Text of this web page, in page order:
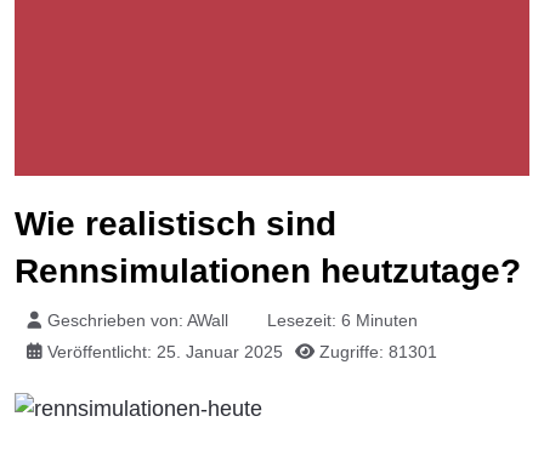
Wie realistisch sind
Rennsimulationen heutzutage?
Geschrieben von: AWall
Lesezeit: 6 Minuten
Veröffentlicht: 25. Januar 2025
Zugriffe: 81301